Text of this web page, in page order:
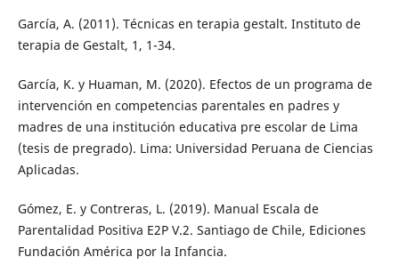
García, A. (2011). Técnicas en terapia gestalt. Instituto de
terapia de Gestalt, 1, 1-34.
García, K. y Huaman, M. (2020). Efectos de un programa de
intervención en competencias parentales en padres y
madres de una institución educativa pre escolar de Lima
(tesis de pregrado). Lima: Universidad Peruana de Ciencias
Aplicadas.
Gómez, E. y Contreras, L. (2019). Manual Escala de
Parentalidad Positiva E2P V.2. Santiago de Chile, Ediciones
Fundación América por la Infancia.